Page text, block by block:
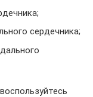
сердечника;